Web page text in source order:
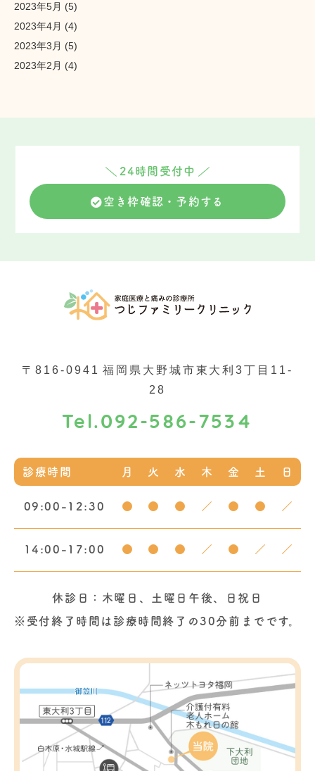
2023年5月 (5)
2023年4月 (4)
2023年3月 (5)
2023年2月 (4)
24時間受付中
空き枠確認・予約する
〒816-0941 福岡県大野城市東大利3丁目11-
28
Tel. 092-586-7534
診療時間 月 火 水 木 金 土 日
09:00-12:30 ● ● ● ／ ● ● ／
14:00-17:00 ● ● ● ／ ● ／ ／
休診日：木曜日、土曜日午後、日祝日
※受付終了時間は診療時間終了の30分前までです。